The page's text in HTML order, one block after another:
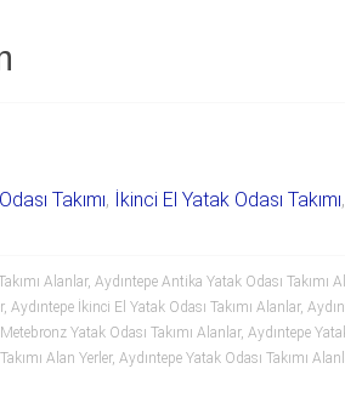
Takımı, İkinci El Yatak Odası Takımı,
Alanlar, Aydıntepe Antika Yatak Odası Takımı
, Aydıntepe İkinci El Yatak Odası Takımı Alanlar,
Yatak Odası Takımı Alanlar, Aydıntepe
Alan Yerler, Aydıntepe Yatak Odası Takımı